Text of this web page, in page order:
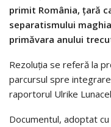
primit România, ţară
separatismului
primăvara anului
Rezoluţia se referă la
parcursul spre
raportorul Ulrike
Documentul, adoptat